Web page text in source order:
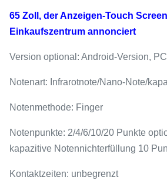
65 Zoll, der Anzeigen-Touch
Einkaufszentrum annonciert
Version optional: Android-Version,
Notenart: Infrarotnote/Nano-Note/
Notenmethode: Finger
Notenpunkte: 2/4/6/10/20 Punkte
kapazitive Notennichterfüllung 10
Kontaktzeiten: unbegrenzt